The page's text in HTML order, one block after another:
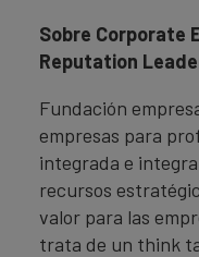
Sobre Corporate
Reputation
Fundación
empresas para
integrada e
recursos
valor para las
trata de un think